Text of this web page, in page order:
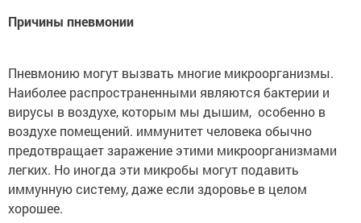
Причины пневмонии
Пневмонию могут вызвать многие микроорганизмы.
Наиболее распространенными являются бактерии и
вирусы в воздухе, которым мы дышим, особенно в
воздухе помещений. иммунитет человека обычно
предотвращает заражение этими микроорганизмами
легких. Но иногда эти микробы могут подавить
иммунную систему, даже если здоровье в целом
хорошее.